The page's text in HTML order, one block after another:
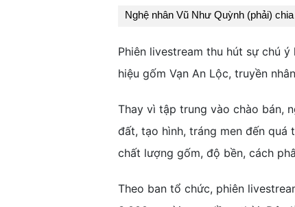
Nghệ nhân Vũ Như Quỳnh (phải)
Phiên livestream thu hút sự chú
hiệu gốm Vạn An Lộc, truyền
Thay vì tập trung vào chào bán,
đất, tạo hình, tráng men đến quá
chất lượng gốm, độ bền, cách
Theo ban tổ chức, phiên